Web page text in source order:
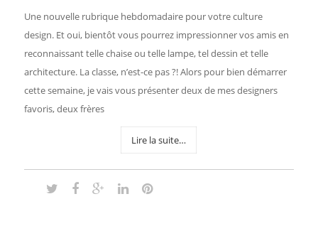
Une nouvelle rubrique hebdomadaire pour votre culture
design. Et oui, bientôt vous pourrez impressionner vos amis en
reconnaissant telle chaise ou telle lampe, tel dessin et telle
architecture. La classe, n’est-ce pas ?! Alors pour bien démarrer
cette semaine, je vais vous présenter deux de mes designers
favoris, deux frères
Lire la suite…